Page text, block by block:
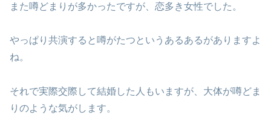
また噂どまりが多かったですが、恋多き女性でした。
やっぱり共演すると噂がたつというあるあるがありますよ
ね。
それで実際交際して結婚した人もいますが、大体が噂どま
りのような気がします。